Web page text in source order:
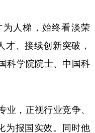
人梯，始终看淡荣
、接续创新突破，
科学院院士、中国科
，正视行业竞争、
为报国实效。同时他